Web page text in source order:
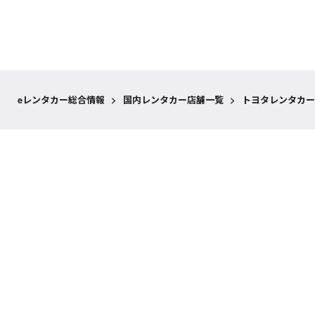
eレンタカー総合情報 > 国内レンタカー店舗一覧 > トヨタレンタカ